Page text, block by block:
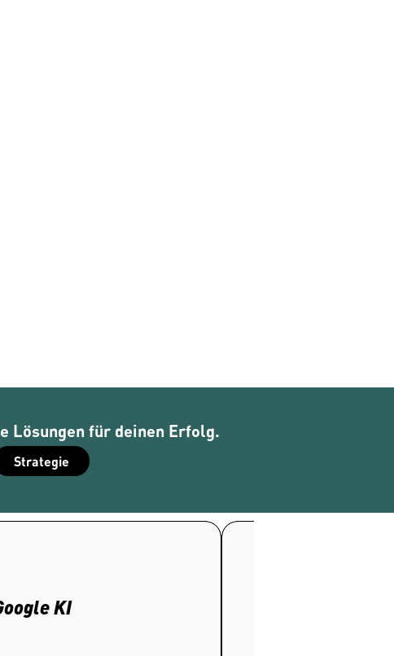
Lösungen für deinen Erfolg.
Strategie
KI